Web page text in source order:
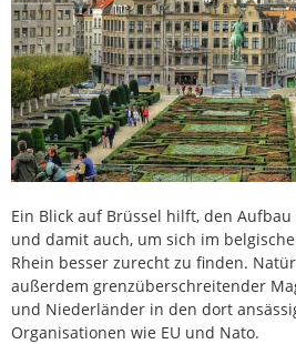
Ein Blick auf Brüssel hilft, den
und damit auch, um sich im
Rhein besser zurecht zu finden.
außerdem grenzüberschreitender
und Niederländer in den dort
Organisationen wie EU und Nato.